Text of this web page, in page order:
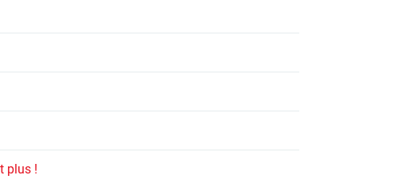
plus !